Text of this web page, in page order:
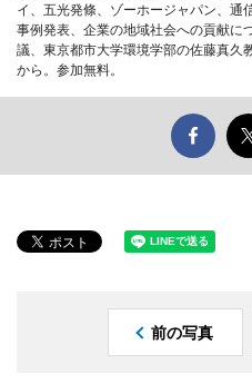
イ、五光発條、ゾーホージャパン、通
事例発表、企業の地域社会への貢献に
議、東京都市大学環境学部の佐藤真久
から。参加無料。
前の写真